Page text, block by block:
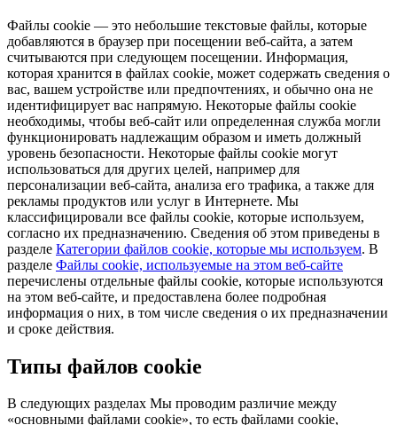
Файлы cookie — это небольшие текстовые файлы, которые
добавляются в браузер при посещении веб-сайта, а затем
считываются при следующем посещении. Информация,
которая хранится в файлах cookie, может содержать сведения о
вас, вашем устройстве или предпочтениях, и обычно она не
идентифицирует вас напрямую. Некоторые файлы cookie
необходимы, чтобы веб-сайт или определенная служба могли
функционировать надлежащим образом и иметь должный
уровень безопасности. Некоторые файлы cookie могут
использоваться для других целей, например для
персонализации веб-сайта, анализа его трафика, а также для
рекламы продуктов или услуг в Интернете. Мы
классифицировали все файлы cookie, которые используем,
согласно их предназначению. Сведения об этом приведены в
разделе Категории файлов cookie, которые мы используем. В
разделе Файлы cookie, используемые на этом веб-сайте
перечислены отдельные файлы cookie, которые используются
на этом веб-сайте, и предоставлена более подробная
информация о них, в том числе сведения о их предназначении
и сроке действия.
Типы файлов cookie
В следующих разделах Мы проводим различие между
«основными файлами cookie», то есть файлами cookie,